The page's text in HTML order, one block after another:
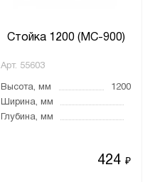
Стойка 1200 (МС-900)
Арт. 55603
Высота, мм
1200
Ширина, мм
Глубина, мм
424₽